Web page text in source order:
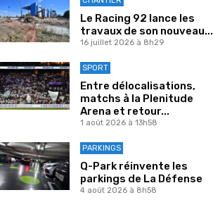
Le Racing 92 lance les
travaux de son nouveau...
16 juillet 2026 à 8h29
SPORT
Entre délocalisations,
matchs à la Plenitude
Arena et retour...
1 août 2026 à 13h58
PARKINGS
Q-Park réinvente les
parkings de La Défense
4 août 2026 à 8h58